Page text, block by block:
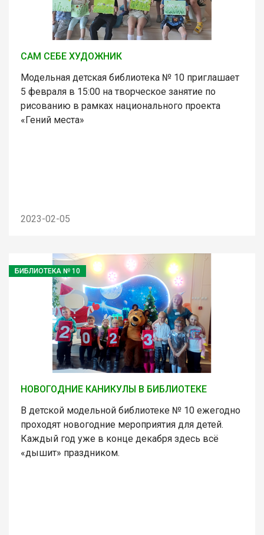
САМ СЕБЕ ХУДОЖНИК
Модельная детская библиотека № 10 приглашает
5 февраля в 15:00 на творческое занятие по
рисованию в рамках национального проекта
«Гений места»
2023-02-05
БИБЛИОТЕКА № 10
НОВОГОДНИЕ КАНИКУЛЫ В БИБЛИОТЕКЕ
В детской модельной библиотеке № 10 ежегодно
проходят новогодние мероприятия для детей.
Каждый год уже в конце декабря здесь всё
«дышит» праздником.